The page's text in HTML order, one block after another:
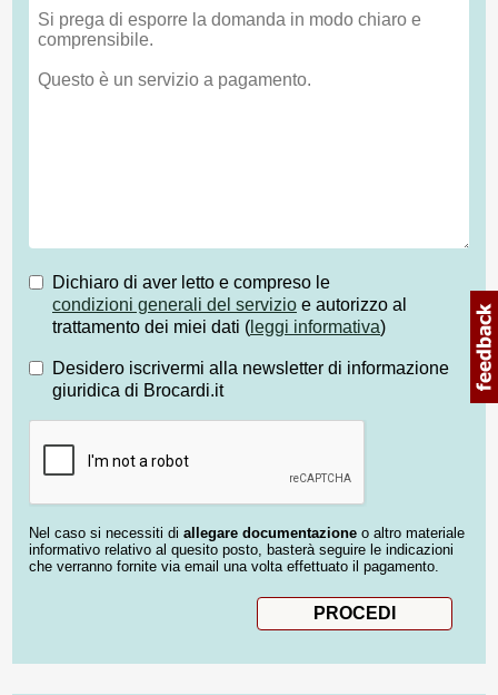
Dichiaro di aver letto e compreso le
condizioni generali del servizio e autorizzo al
trattamento dei miei dati ( leggi informativa)
Desidero iscrivermi alla newsletter di informazione
giuridica di Brocardi.it
Nel caso si necessiti di allegare documentazione o altro materiale
informativo relativo al quesito posto, basterà seguire le indicazioni
che verranno fornite via email una volta effettuato il pagamento.